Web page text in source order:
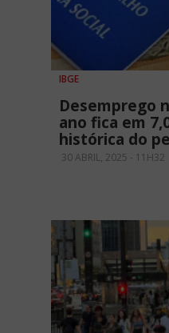
IBGE
Desemprego
ano fica em
histórica do
30 ABRIL, 2025 - 11H32